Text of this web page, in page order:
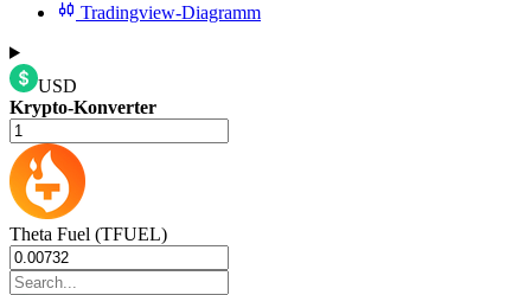
Tradingview-Diagramm
USD
Krypto-Konverter
Theta Fuel (TFUEL)